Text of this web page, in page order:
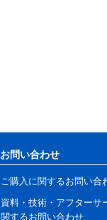
お問い合わせ
ご購入に関するお問い合
資料・技術・アフターサ
関するお問い合わせ